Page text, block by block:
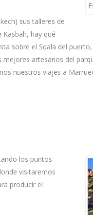
sus talleres de
hay qué
sobre el Sqala del
mejores artesanos del
nuestros viajes a
los puntos
visitaremos
producir el